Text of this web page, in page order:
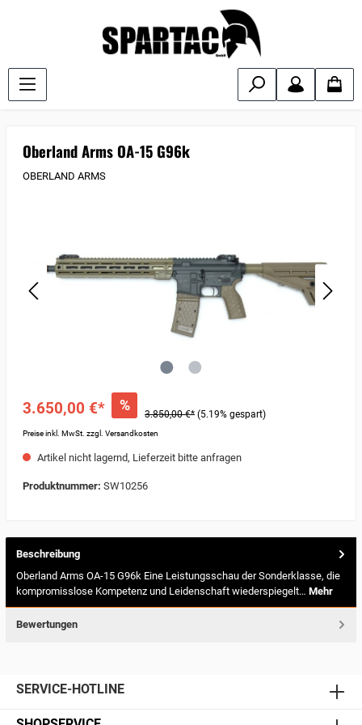
Oberland Arms OA-15 G96k
OBERLAND ARMS
3.650,00 €* %
3.850,00 €* (5.19% gespart)
Preise inkl. MwSt. zzgl. Versandkosten
Artikel nicht lagernd, Lieferzeit bitte anfragen
Produktnummer: SW10256
Beschreibung
Oberland Arms OA-15 G96k Eine Leistungsschau der Sonderklasse, die
kompromisslose Kompetenz und Leidenschaft wiederspiegelt… Mehr
Bewertungen
SERVICE-HOTLINE